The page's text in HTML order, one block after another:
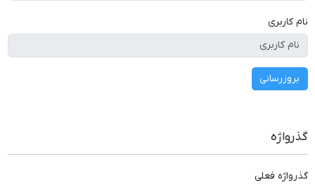
نام کاربری
بروزرسانی
گذرواژه
گذرواژه فعلی